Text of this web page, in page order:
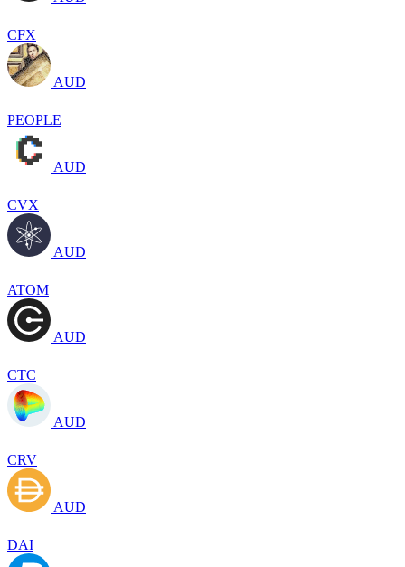
CFX
AUD
PEOPLE
AUD
CVX
AUD
ATOM
AUD
CTC
AUD
CRV
AUD
DAI